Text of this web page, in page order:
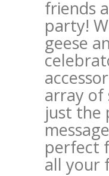
friends
party!
geese
array of
just the
perfect
all your